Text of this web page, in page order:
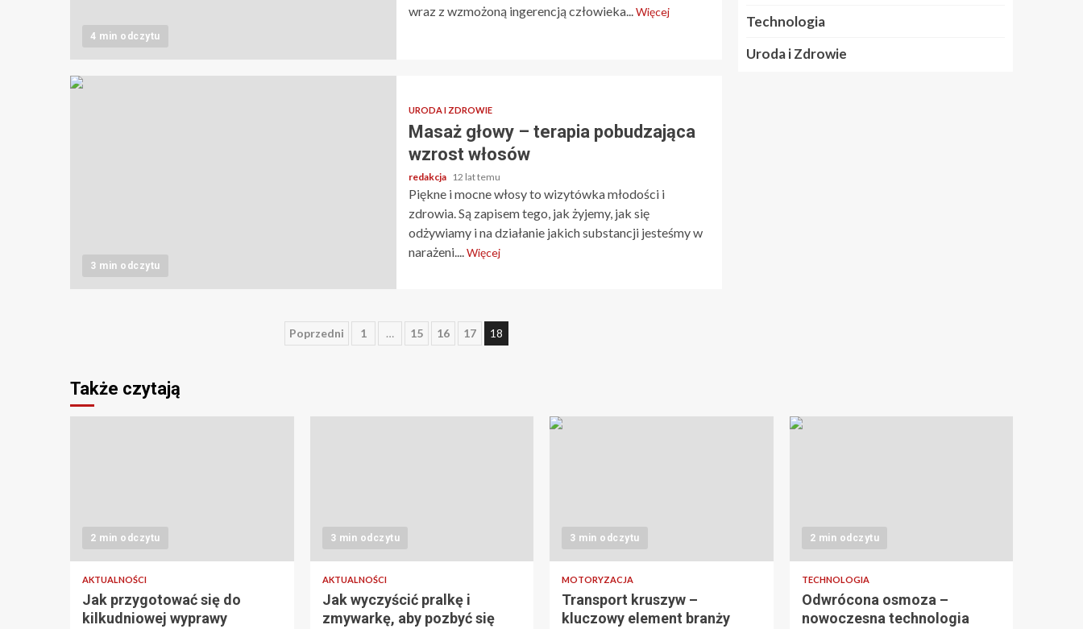
4 min odczytu
wraz z wzmożoną ingerencją człowieka... Więcej
3 min odczytu
URODA I ZDROWIE
Masaż głowy – terapia pobudzająca
wzrost włosów
redakcja 12 lat temu
Piękne i mocne włosy to wizytówka młodości i
zdrowia. Są zapisem tego, jak żyjemy, jak się
odżywiamy i na działanie jakich substancji jesteśmy w
narażeni.... Więcej
Stronicowanie
Poprzedni 1 … 15 16 17 18
Technologia
Uroda i Zdrowie
Także czytają
2 min odczytu
AKTUALNOŚCI
Jak przygotować się do
kilkudniowej wyprawy
3 min odczytu
AKTUALNOŚCI
Jak wyczyścić pralkę i
zmywarkę, aby pozbyć się
3 min odczytu
MOTORYZACJA
Transport kruszyw –
kluczowy element branży
2 min odczytu
TECHNOLOGIA
Odwrócona osmoza –
nowoczesna technologia